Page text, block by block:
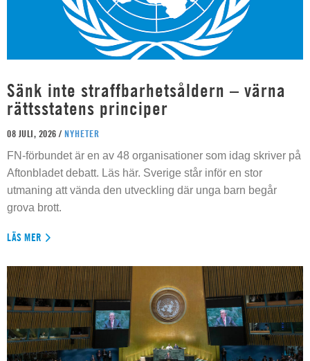
Sänk inte straffbarhetsåldern – värna
rättsstatens principer
08 JULI, 2026 / NYHETER
FN-förbundet är en av 48 organisationer som idag skriver på
Aftonbladet debatt. Läs här. Sverige står inför en stor
utmaning att vända den utveckling där unga barn begår
grova brott.
LÄS MER